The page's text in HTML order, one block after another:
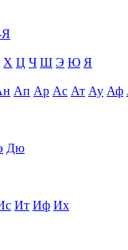
Я
Х Ц Ч Ш Э Ю Я
Ап Ар Ас Ат Ау Аф
Дю
Ит Иф Их